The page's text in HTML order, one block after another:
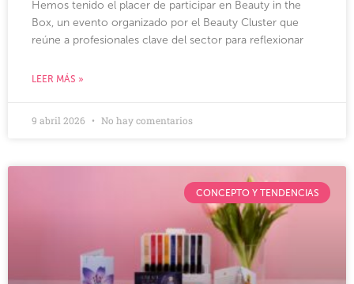
Hemos tenido el placer de participar en Beauty in the
Box, un evento organizado por el Beauty Cluster que
reúne a profesionales clave del sector para reflexionar
LEER MÁS »
9 abril 2026 No hay comentarios
CONCEPTO Y TENDENCIAS